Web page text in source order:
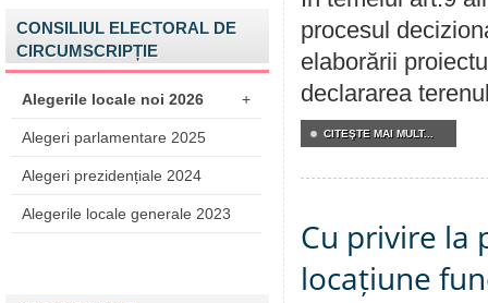
CONSILIUL ELECTORAL DE
CIRCUMSCRIPȚIE
Alegerile locale noi 2026 +
Alegeri parlamentare 2025
Alegeri prezidențiale 2024
Alegerile locale generale 2023
procesul
elaborării
declararea
CITEŞTE MAI MULT...
Cu privire la
locațiune